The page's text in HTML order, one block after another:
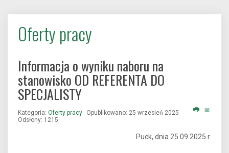
Oferty pracy
Informacja o wyniku naboru na
stanowisko OD REFERENTA DO
SPECJALISTY
Kategoria: Oferty pracy
Opublikowano: 25 wrzesień 2025
Odsłony: 1215
Puck, dnia 25.09.2025 r.